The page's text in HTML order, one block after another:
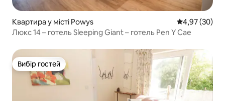
Квартира у місті Powys Середня
4,97 (30)
Люкс 14 – готель Sleeping Giant – готель Pen Y Cae
Вибір гостей
Вибір гостей